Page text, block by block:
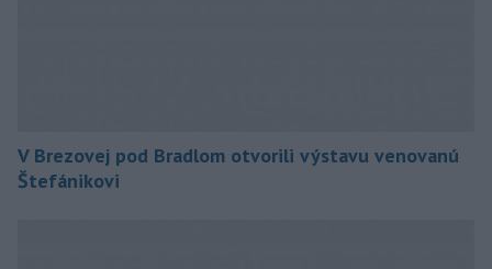
V Brezovej pod Bradlom otvorili výstavu venovanú
Štefánikovi